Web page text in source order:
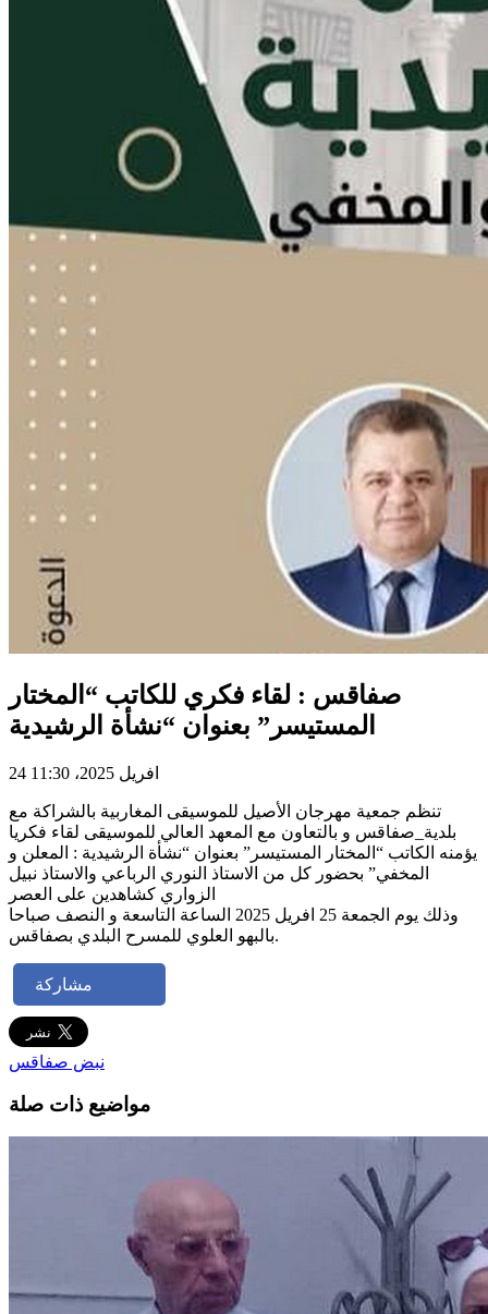
صفاقس : لقاء فكري للكاتب “المختار
المستيسر” بعنوان “نشأة الرشيدية
24 افريل 2025، 11:30
تنظم جمعية مهرجان الأصيل للموسيقى المغاربية بالشراكة مع
بلدية_صفاقس و بالتعاون مع المعهد العالي للموسيقى لقاء فكريا
يؤمنه الكاتب “المختار المستيسر” بعنوان “نشأة الرشيدية : المعلن و
المخفي” بحضور كل من الاستاذ النوري الرباعي والاستاذ نبيل
الزواري كشاهدين على العصر
وذلك يوم الجمعة 25 افريل 2025 الساعة التاسعة و النصف صباحا
بالبهو العلوي للمسرح البلدي بصفاقس.
مشاركة
نبض صفاقس
مواضيع ذات صلة